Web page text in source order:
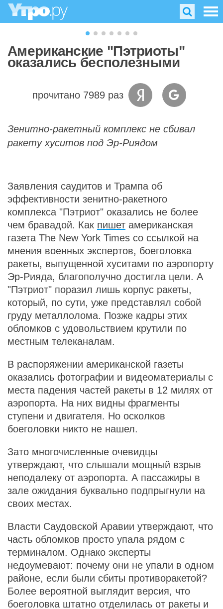
Американские "Пэтриоты"
оказались бесполезными
прочитано 7989 раз
Зенитно-ракетный комплекс не сбивал
ракету хуситов под Эр-Риядом
Заявления саудитов и Трампа об
эффективности зенитно-ракетного
комплекса "Пэтриот" оказались не более
чем бравадой. Как пишет американская
газета The New York Times со ссылкой на
мнения военных экспертов, боеголовка
ракеты, выпущенной хуситами по аэропорту
Эр-Рияда, благополучно достигла цели. А
"Пэтриот" поразил лишь корпус ракеты,
который, по сути, уже представлял собой
груду металлолома. Позже кадры этих
обломков с удовольствием крутили по
местным телеканалам.
В распоряжении американской газеты
оказались фотографии и видеоматериалы с
места падения частей ракеты в 12 милях от
аэропорта. На них видны фрагменты
ступени и двигателя. Но осколков
боеголовки никто не нашел.
Зато многочисленные очевидцы
утверждают, что слышали мощный взрыв
неподалеку от аэропорта. А пассажиры в
зале ожидания буквально подпрыгнули на
своих местах.
Власти Саудовской Аравии утверждают, что
часть обломков просто упала рядом с
терминалом. Однако эксперты
недоумевают: почему они не упали в одном
районе, если были сбиты противоракетой?
Более вероятной выглядит версия, что
боеголовка штатно отделилась от ракеты и